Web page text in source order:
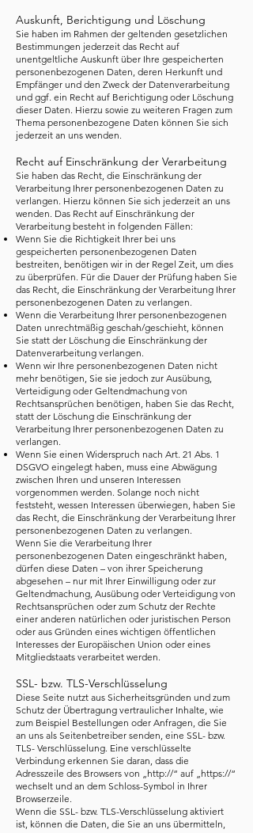
Auskunft, Berichtigung und Löschung
Sie haben im Rahmen der geltenden gesetzlichen
Bestimmungen jederzeit das Recht auf
unentgeltliche Auskunft über Ihre gespeicherten
personenbezogenen Daten, deren Herkunft und
Empfänger und den Zweck der Datenverarbeitung
und ggf. ein Recht auf Berichtigung oder Löschung
dieser Daten. Hierzu sowie zu weiteren Fragen zum
Thema personenbezogene Daten können Sie sich
jederzeit an uns wenden.
Recht auf Einschränkung der Verarbeitung
Sie haben das Recht, die Einschränkung der
Verarbeitung Ihrer personenbezogenen Daten zu
verlangen. Hierzu können Sie sich jederzeit an uns
wenden. Das Recht auf Einschränkung der
Verarbeitung besteht in folgenden Fällen:
Wenn Sie die Richtigkeit Ihrer bei uns
gespeicherten personenbezogenen Daten
bestreiten, benötigen wir in der Regel Zeit, um dies
zu überprüfen. Für die Dauer der Prüfung haben Sie
das Recht, die Einschränkung der Verarbeitung Ihrer
personenbezogenen Daten zu verlangen.
Wenn die Verarbeitung Ihrer personenbezogenen
Daten unrechtmäßig geschah/geschieht, können
Sie statt der Löschung die Einschränkung der
Datenverarbeitung verlangen.
Wenn wir Ihre personenbezogenen Daten nicht
mehr benötigen, Sie sie jedoch zur Ausübung,
Verteidigung oder Geltendmachung von
Rechtsansprüchen benötigen, haben Sie das Recht,
statt der Löschung die Einschränkung der
Verarbeitung Ihrer personenbezogenen Daten zu
verlangen.
Wenn Sie einen Widerspruch nach Art. 21 Abs. 1
DSGVO eingelegt haben, muss eine Abwägung
zwischen Ihren und unseren Interessen
vorgenommen werden. Solange noch nicht
feststeht, wessen Interessen überwiegen, haben Sie
das Recht, die Einschränkung der Verarbeitung Ihrer
personenbezogenen Daten zu verlangen.
Wenn Sie die Verarbeitung Ihrer
personenbezogenen Daten eingeschränkt haben,
dürfen diese Daten – von ihrer Speicherung
abgesehen – nur mit Ihrer Einwilligung oder zur
Geltendmachung, Ausübung oder Verteidigung von
Rechtsansprüchen oder zum Schutz der Rechte
einer anderen natürlichen oder juristischen Person
oder aus Gründen eines wichtigen öffentlichen
Interesses der Europäischen Union oder eines
Mitgliedstaats verarbeitet werden.
SSL- bzw. TLS-Verschlüsselung
Diese Seite nutzt aus Sicherheitsgründen und zum
Schutz der Übertragung vertraulicher Inhalte, wie
zum Beispiel Bestellungen oder Anfragen, die Sie
an uns als Seitenbetreiber senden, eine SSL- bzw.
TLS- Verschlüsselung. Eine verschlüsselte
Verbindung erkennen Sie daran, dass die
Adresszeile des Browsers von „http://“ auf „https://“
wechselt und an dem Schloss-Symbol in Ihrer
Browserzeile.
Wenn die SSL- bzw. TLS-Verschlüsselung aktiviert
ist, können die Daten, die Sie an uns übermitteln,